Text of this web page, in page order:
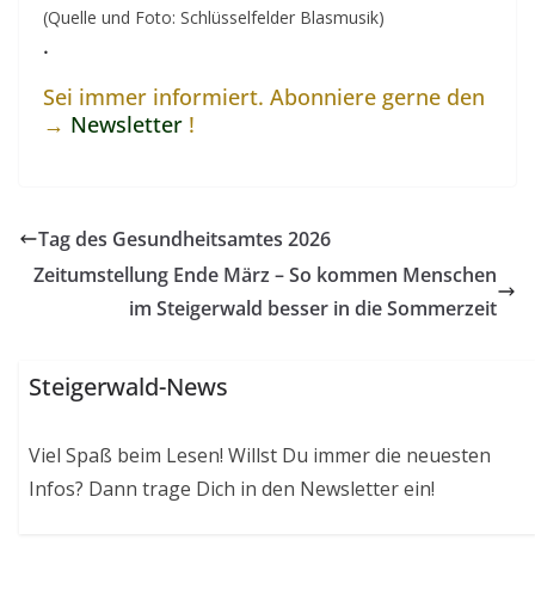
(Quelle und Foto: Schlüsselfelder Blasmusik)
.
Sei immer informiert. Abonniere gerne den
→ Newsletter !
Tag des Gesundheitsamtes 2026
Zeitumstellung Ende März – So kommen Menschen
im Steigerwald besser in die Sommerzeit
Steigerwald-News
Viel Spaß beim Lesen! Willst Du immer die neuesten
Infos? Dann trage Dich in den Newsletter ein!